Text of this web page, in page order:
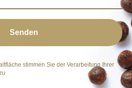
Senden
stimmen Sie der Verarbeitung Ihrer